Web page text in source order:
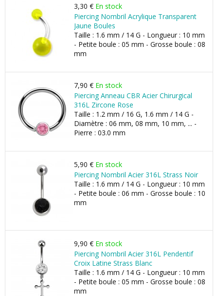
3,30 € En stock
Piercing Nombril Acrylique Transparent
Jaune Boules
Taille : 1.6 mm / 14 G - Longueur : 10 mm
- Petite boule : 05 mm - Grosse boule : 08
mm
7,90 € En stock
Piercing Anneau CBR Acier Chirurgical
316L Zircone Rose
Taille : 1.2 mm / 16 G, 1.6 mm / 14 G -
Diamètre : 06 mm, 08 mm, 10 mm, ... -
Pierre : 03.0 mm
5,90 € En stock
Piercing Nombril Acier 316L Strass Noir
Taille : 1.6 mm / 14 G - Longueur : 10 mm
- Petite boule : 06 mm - Grosse boule : 10
mm
9,90 € En stock
Piercing Nombril Acier 316L Pendentif
Croix Latine Strass Blanc
Taille : 1.6 mm / 14 G - Longueur : 10 mm
- Petite boule : 05 mm - Grosse boule : 08
mm